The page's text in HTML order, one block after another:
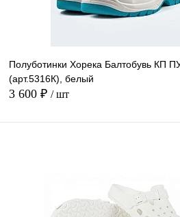
Полуботинки Хорека Балтобувь КП
(арт.5316К), белый
3 600 ₽ / шт
Купить в